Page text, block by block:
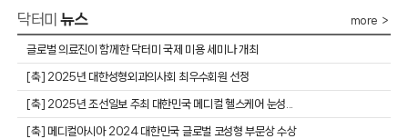
닥터미뉴스 more ＞
글로벌 의료진이 함께한 닥터미 국제 미용 세미나 개최
​[축] 2025년 대한성형외과의사회 최우수회원 선정
​[축] 2025년 조선일보 주최 대한민국 메디컬 헬스케어 눈성...
[축] 메디컬아시아 2024 대한민국 글로벌 코성형 부문상 수상